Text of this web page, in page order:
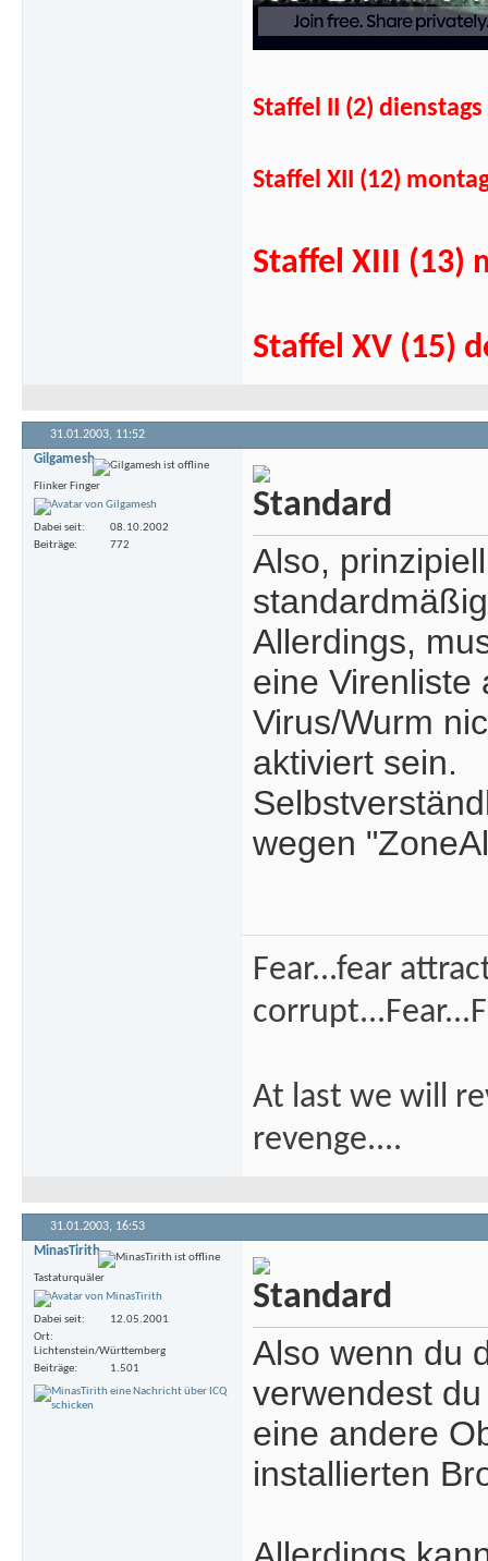
Staffel II (2)
Staffel XII (12)
Staffel XIII (13)
Staffel XV (15)
31.01.2003, 11:52
Gilgamesh
Flinker Finger
Dabei seit
08.10.2002
Beiträge
772
Also,
Allerdings,
eine Virenliste
Virus/Wurm
aktiviert sein.
wegen
Fear...fear
At last we will
revenge....
31.01.2003, 16:53
MinasTirith
Tastaturquäler
Dabei seit
12.05.2001
Ort
Lichtenstein/Württemberg
Beiträge
1.501
Also wenn du
verwendest
eine andere
installierten